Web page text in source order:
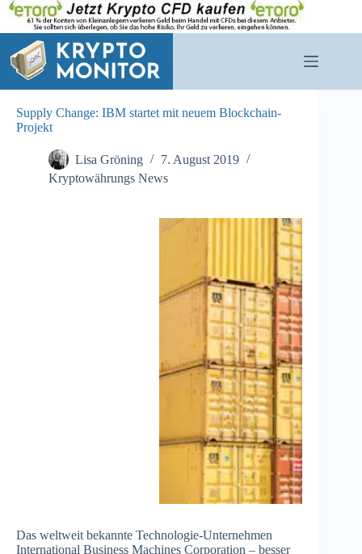
Zum
Inhalt
springen
Supply Change: IBM startet mit neuem Blockchain-
Projekt
Lisa Gröning
7. August 2019
Kryptowährungs News
Das weltweit bekannte Technologie-Unternehmen
International Business Machines Corporation – besser